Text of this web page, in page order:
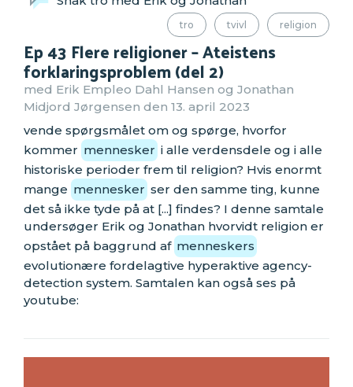
tro tvivl religion
Ep 43 Flere religioner – Ateistens
forklaringsproblem (del 2)
med Erik Empleo Dahl Hansen og Jonathan
Midjord Jørgensen den 13. april 2023
vende spørgsmålet om og spørge, hvorfor
kommer mennesker i alle verdensdele og i alle
historiske perioder frem til religion? Hvis enormt
mange mennesker ser den samme ting, kunne
det så ikke tyde på at [...] findes? I denne samtale
undersøger Erik og Jonathan hvorvidt religion er
opstået på baggrund af menneskers
evolutionære fordelagtive hyperaktive agency-
detection system. Samtalen kan også ses på
youtube: